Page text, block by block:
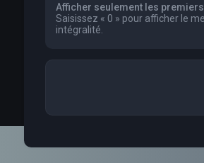
Afficher seulement les
Saisissez « 0 » pour afficher le
intégralité.